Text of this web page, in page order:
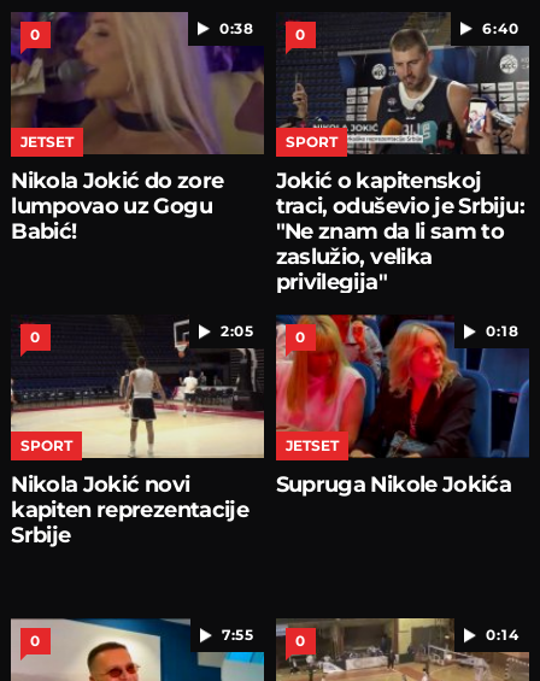
0:38
0
JETSET
Nikola Jokić do zore
lumpovao uz Gogu
Babić!
6:40
0
SPORT
Jokić o kapitenskoj
traci, oduševio je Srbiju:
"Ne znam da li sam to
zaslužio, velika
privilegija"
2:05
0
SPORT
Nikola Jokić novi
kapiten reprezentacije
Srbije
0:18
0
JETSET
Supruga Nikole Jokića
7:55
0 0:14
0